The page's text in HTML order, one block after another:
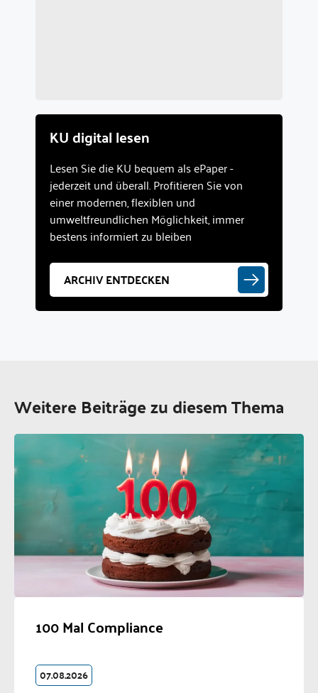
KU digital lesen
Lesen Sie die KU bequem als ePaper -
jederzeit und überall. Profitieren Sie von
einer modernen, flexiblen und
umweltfreundlichen Möglichkeit, immer
bestens informiert zu bleiben
ARCHIV ENTDECKEN
Weitere Beiträge zu diesem Thema
100 Mal Compliance
07.08.2026